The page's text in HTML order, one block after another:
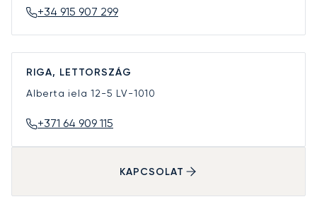
+34 915 907 299
RIGA, LETTORSZÁG
Alberta iela 12-5 LV-1010
+371 64 909 115
KAPCSOLAT